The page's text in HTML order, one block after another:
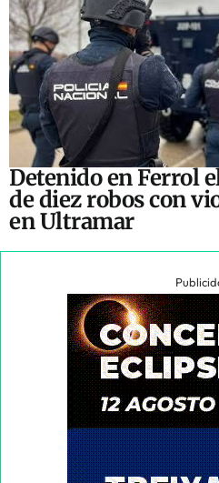
Detenido en Ferrol
de diez robos con
en Ultramar